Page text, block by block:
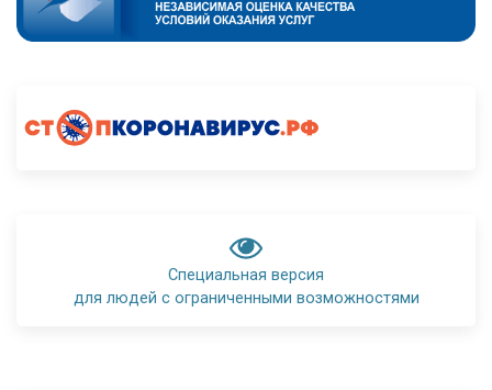
Специальная версия
для людей с ограниченными возможностями